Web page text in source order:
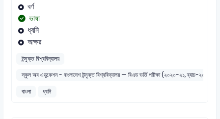
বর্ণ
ভাষা
ধ্বনি
অক্ষর
উন্মুক্ত বিশ্ববিদ্যালয়
স্কুল অব এডুকেশন - বাংলাদেশ উন্মুক্ত বিশ্ববিদ্যালয় — বিএড ভর্তি পরীক্ষা (২০২০-২১, ব্যাচ-২০২১)
বাংলা
ধ্বনি